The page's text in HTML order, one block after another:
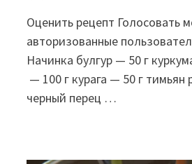
Оценить рецепт Голосовать
авторизованные
Начинка булгур — 50 г
— 100 г курага — 50 г тимьян
черный перец …